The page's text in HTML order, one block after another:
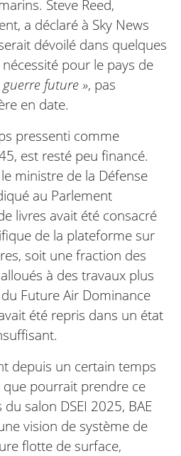
Steve Reed,
a déclaré à Sky News
dévoilé dans quelques
pour le pays de
future », pas
en date.
pressenti comme
est resté peu financé.
ministre de la Défense
au Parlement
livres avait été consacré
de la plateforme sur
soit une fraction des
à des travaux plus
Future Air Dominance
été repris dans un état
depuis un certain temps
pourrait prendre ce
salon DSEI 2025, BAE
vision de système de
flotte de surface,